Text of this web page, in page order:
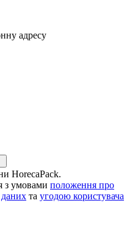
адресу
HorecaPack.
з умовами положення про
даних та угодою користувача